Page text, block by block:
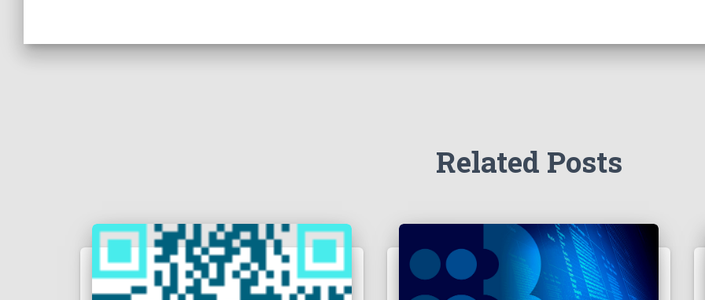
Related Posts